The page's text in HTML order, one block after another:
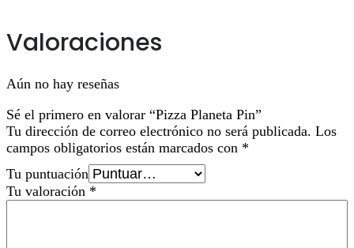
Valoraciones
Aún no hay reseñas
Sé el primero en valorar “Pizza Planeta Pin”
Tu dirección de correo electrónico no será publicada. Los
campos obligatorios están marcados con *
Tu puntuación
Tu valoración *